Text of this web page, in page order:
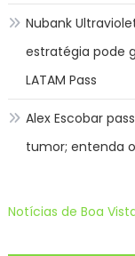
Nubank
estratégia pode
LATAM Pass
Alex Escobar
tumor; entenda
Notícias de Boa